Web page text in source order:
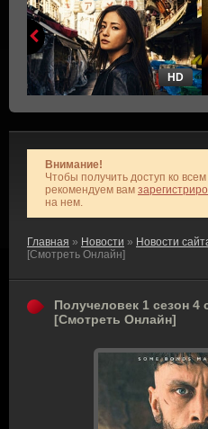
HD
Внимание!
Чтобы получить доступ ко
рекомендуем вам
на нем.
Главная » Новости » Новости
[Смотреть Онлайн]
Получеловек 1 сезон 4
[Смотреть Онлайн]